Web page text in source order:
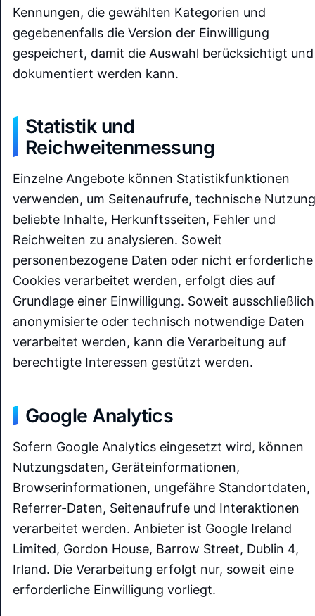
Kennungen, die gewählten Kategorien und
gegebenenfalls die Version der Einwilligung
gespeichert, damit die Auswahl berücksichtigt und
dokumentiert werden kann.
Statistik und
Reichweitenmessung
Einzelne Angebote können Statistikfunktionen
verwenden, um Seitenaufrufe, technische
beliebte Inhalte, Herkunftsseiten, Fehler und
Reichweiten zu analysieren. Soweit
personenbezogene Daten oder nicht erforderliche
Cookies verarbeitet werden, erfolgt dies auf
Grundlage einer Einwilligung. Soweit ausschließlich
anonymisierte oder technisch notwendige Daten
verarbeitet werden, kann die Verarbeitung auf
berechtigte Interessen gestützt werden.
Google Analytics
Sofern Google Analytics eingesetzt wird, können
Nutzungsdaten, Geräteinformationen,
Browserinformationen, ungefähre Standortdaten,
Referrer-Daten, Seitenaufrufe und Interaktionen
verarbeitet werden. Anbieter ist Google Ireland
Limited, Gordon House, Barrow Street, Dublin 4,
Irland. Die Verarbeitung erfolgt nur, soweit eine
erforderliche Einwilligung vorliegt.